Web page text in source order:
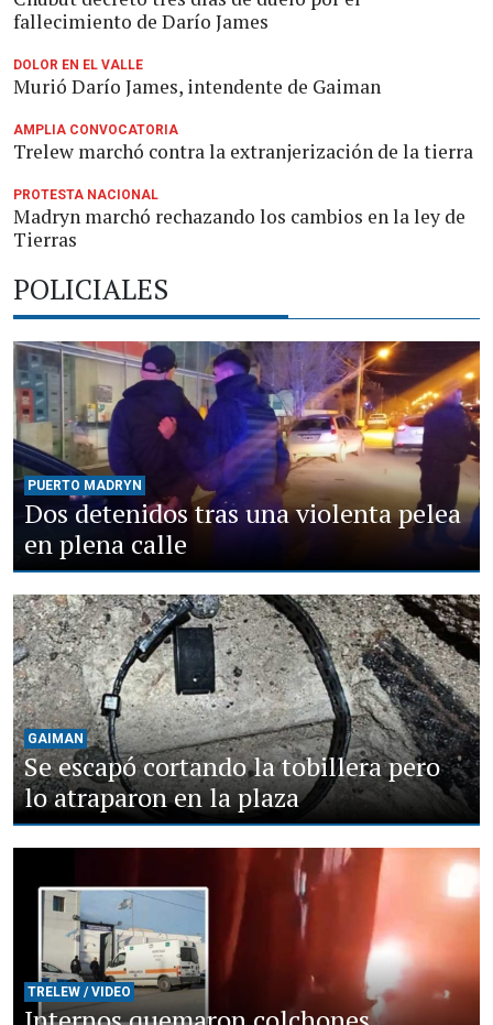
fallecimiento de Darío James
DOLOR EN EL VALLE
Murió Darío James, intendente de Gaiman
AMPLIA CONVOCATORIA
Trelew marchó contra la extranjerización de la tierra
PROTESTA NACIONAL
Madryn marchó rechazando los cambios en la ley de
Tierras
POLICIALES
PUERTO MADRYN
Dos detenidos tras una violenta pelea
en plena calle
GAIMAN
Se escapó cortando la tobillera pero
lo atraparon en la plaza
TRELEW / VIDEO